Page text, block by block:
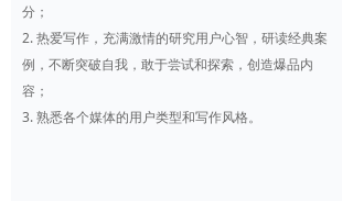
分；
2. 热爱写作，充满激情的研究用户心智，研读经典案
例，不断突破自我，敢于尝试和探索，创造爆品内
容；
3. 熟悉各个媒体的用户类型和写作风格。